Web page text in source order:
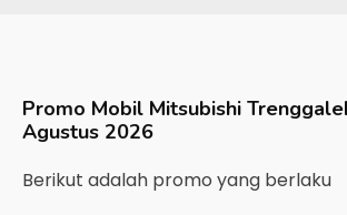
Promo Mobil Mitsubishi
Agustus 2026
Berikut adalah promo yang berlaku